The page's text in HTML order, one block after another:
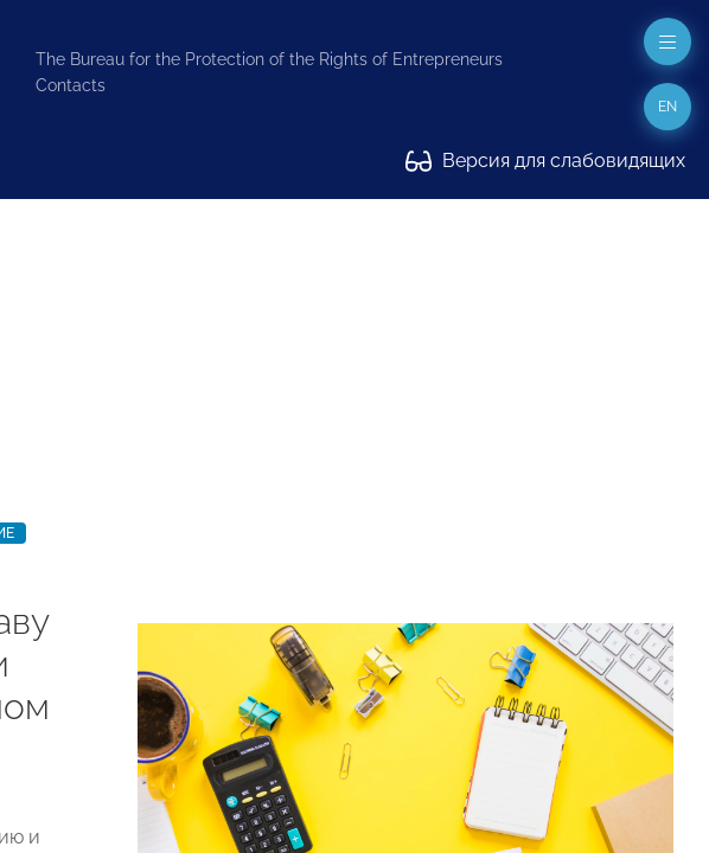
The Bureau for the Protection of the Rights of Entrepreneurs
Contacts
Версия для слабовидящих
EN
и